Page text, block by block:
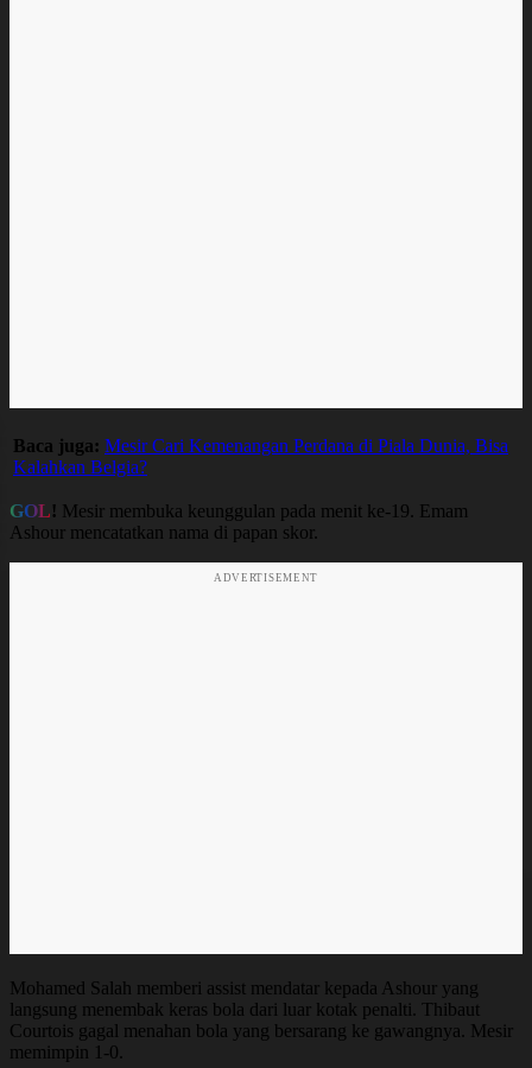
Baca juga: Mesir Cari Kemenangan Perdana di Piala Dunia, Bisa
Kalahkan Belgia?
GOL! Mesir membuka keunggulan pada menit ke-19. Emam
Ashour mencatatkan nama di papan skor.
ADVERTISEMENT
Mohamed Salah memberi assist mendatar kepada Ashour yang
langsung menembak keras bola dari luar kotak penalti. Thibaut
Courtois gagal menahan bola yang bersarang ke gawangnya. Mesir
memimpin 1-0.